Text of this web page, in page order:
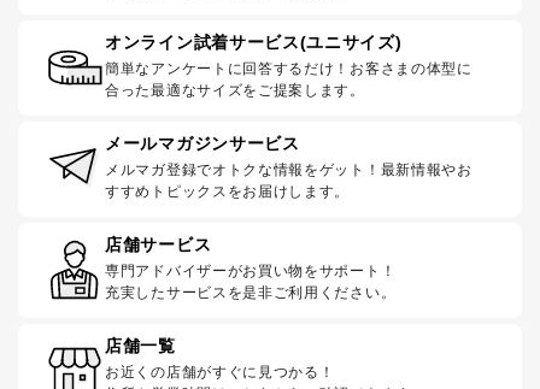
オンライン試着サービス(ユニサイズ)
簡単なアンケートに回答するだけ！お客さまの体型に
合った最適なサイズをご提案します。
メールマガジンサービス
メルマガ登録でオトクな情報をゲット！最新情報やお
すすめトピックスをお届けします。
店舗サービス
専門アドバイザーがお買い物をサポート！
充実したサービスを是非ご利用ください。
店舗一覧
お近くの店舗がすぐに見つかる！